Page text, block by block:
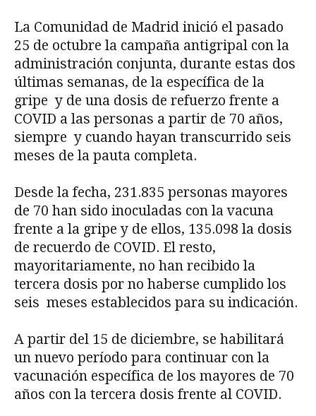
La Comunidad de Madrid inició el pasado
25 de octubre la campaña antigripal con la
administración conjunta, durante estas dos
últimas semanas, de la específica de la
gripe y de una dosis de refuerzo frente a
COVID a las personas a partir de 70 años,
siempre y cuando hayan transcurrido seis
meses de la pauta completa.
Desde la fecha, 231.835 personas mayores
de 70 han sido inoculadas con la vacuna
frente a la gripe y de ellos, 135.098 la dosis
de recuerdo de COVID. El resto,
mayoritariamente, no han recibido la
tercera dosis por no haberse cumplido los
seis meses establecidos para su indicación.
A partir del 15 de diciembre, se habilitará
un nuevo período para continuar con la
vacunación específica de los mayores de 70
años con la tercera dosis frente al COVID.